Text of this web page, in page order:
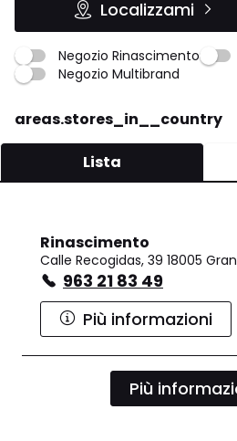
Localizzami
Negozio Rinascimento
Negozio Multibrand
areas.stores_in__country
Lista
Rinascimento
Calle Recogidas, 39 18005
963 21 83 49
Più informazioni
Più